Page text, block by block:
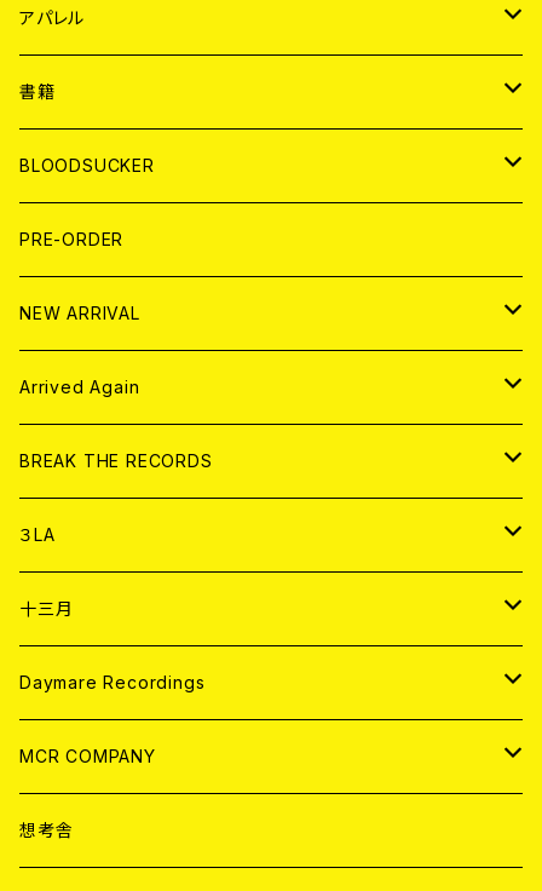
WORLD
JAPAN
７EP
LP
WORLD
7EP
LP
アパレル
JAPAN
T-shirt
HOOD
WORLD
T-shirt
HOOD
書籍
MAGAZINE
BOLLOCKS
EL ZINE
写真集 (PHOTOBOOK)
BLOODSUCKER
CD
アナログ
アパレル
書籍
DIGITAL CONTENTS
PRE-ORDER
NEW ARRIVAL
CD
アナログ
Arrived Again
CD
アナログ
BREAK THE RECORDS
CD
ANALOG
アパレル
３LA
CD
ANALOG
十三月
CD
ANALOG
Daymare Recordings
CD
ANALOG
MCR COMPANY
CD
想考舎